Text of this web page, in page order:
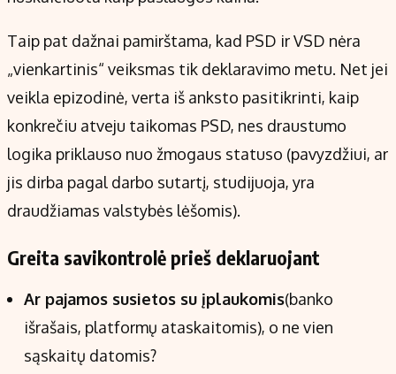
Taip pat dažnai pamirštama, kad PSD ir VSD nėra
„vienkartinis“ veiksmas tik deklaravimo metu. Net jei
veikla epizodinė, verta iš anksto pasitikrinti, kaip
konkrečiu atveju taikomas PSD, nes draustumo
logika priklauso nuo žmogaus statuso (pavyzdžiui, ar
jis dirba pagal darbo sutartį, studijuoja, yra
draudžiamas valstybės lėšomis).
Greita savikontrolė prieš deklaruojant
Ar pajamos susietos su įplaukomis(banko
išrašais, platformų ataskaitomis), o ne vien
sąskaitų datomis?